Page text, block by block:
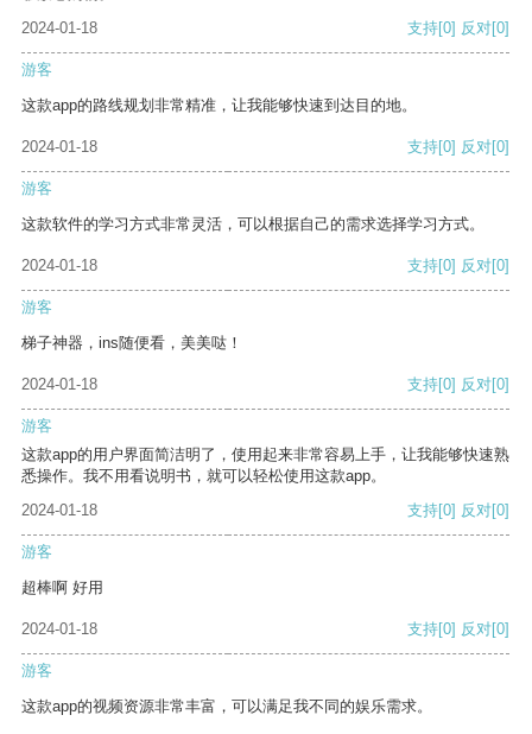
2024-01-18
支持[0] 反对[0]
游客
这款app的路线规划非常精准，让我能够快速到达目的地。
2024-01-18 支持[0] 反对[0]
游客
这款软件的学习方式非常灵活，可以根据自己的需求选择学习方式。
2024-01-18 支持[0] 反对[0]
游客
梯子神器，ins随便看，美美哒！
2024-01-18 支持[0] 反对[0]
游客
这款app的用户界面简洁明了，使用起来非常容易上手，让我能够快速熟
悉操作。我不用看说明书，就可以轻松使用这款app。
2024-01-18
支持[0] 反对[0]
游客
超棒啊 好用
2024-01-18 支持[0] 反对[0]
游客
这款app的视频资源非常丰富，可以满足我不同的娱乐需求。